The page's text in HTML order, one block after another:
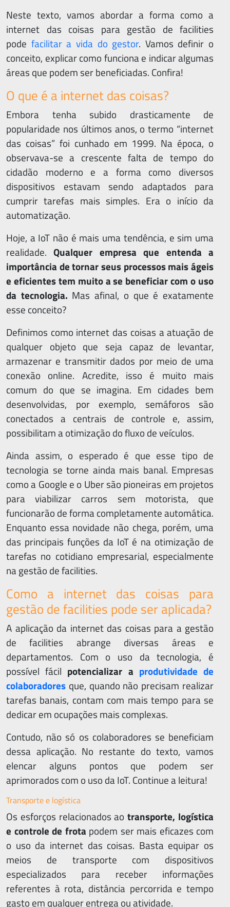
Neste texto, vamos abordar a forma como a
internet das coisas para gestão de facilities
pode facilitar a vida do gestor. Vamos definir o
conceito, explicar como funciona e indicar algumas
áreas que podem ser beneficiadas. Confira!
O que é a internet das coisas?
Embora tenha subido drasticamente de
popularidade nos últimos anos, o termo “internet
das coisas” foi cunhado em 1999. Na época, o
observava-se a crescente falta de tempo do
cidadão moderno e a forma como diversos
dispositivos estavam sendo adaptados para
cumprir tarefas mais simples. Era o início da
automatização.
Hoje, a IoT não é mais uma tendência, e sim uma
realidade.Qualquer empresa que entenda a
importância de tornar seus processos mais ágeis
e eficientes tem muito a se beneficiar com o uso
da tecnologia. Mas afinal, o que é exatamente
esse conceito?
Definimos como internet das coisas a atuação de
qualquer objeto que seja capaz de levantar,
armazenar e transmitir dados por meio de uma
conexão online. Acredite, isso é muito mais
comum do que se imagina. Em cidades bem
desenvolvidas, por exemplo, semáforos são
conectados a centrais de controle e, assim,
possibilitam a otimização do fluxo de veículos.
Ainda assim, o esperado é que esse tipo de
tecnologia se torne ainda mais banal. Empresas
como a Google e o Uber são pioneiras em projetos
para viabilizar carros sem motorista, que
funcionarão de forma completamente automática.
Enquanto essa novidade não chega, porém, uma
das principais funções da IoT é na otimização de
tarefas no cotidiano empresarial, especialmente
na gestão de facilities.
Como a internet das coisas para
gestão de facilities pode ser aplicada?
A aplicação da internet das coisas para a gestão
de facilities abrange diversas áreas e
departamentos. Com o uso da tecnologia, é
possível fácil potencializar a produtividade de
colaboradores que, quando não precisam realizar
tarefas banais, contam com mais tempo para se
dedicar em ocupações mais complexas.
Contudo, não só os colaboradores se beneficiam
dessa aplicação. No restante do texto, vamos
elencar alguns pontos que podem ser
aprimorados com o uso da IoT. Continue a leitura!
Transporte e logística
Os esforços relacionados aotransporte, logística
e controle de frota podem ser mais eficazes com
o uso da internet das coisas. Basta equipar os
meios de transporte com dispositivos
especializados para receber informações
referentes à rota, distância percorrida e tempo
gasto em qualquer entrega ou atividade.